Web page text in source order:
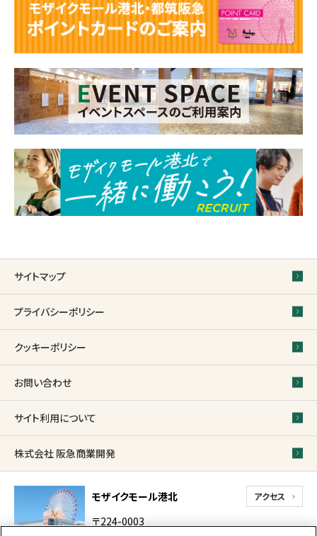
サイトマップ
プライバシーポリシー
クッキーポリシー
お問い合わせ
サイト利用について
株式会社 阪急商業開発
モザイクモール港北 アクセス
〒224-0003